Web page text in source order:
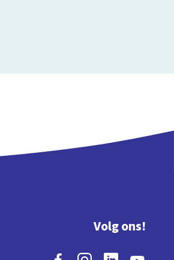
Volg ons!